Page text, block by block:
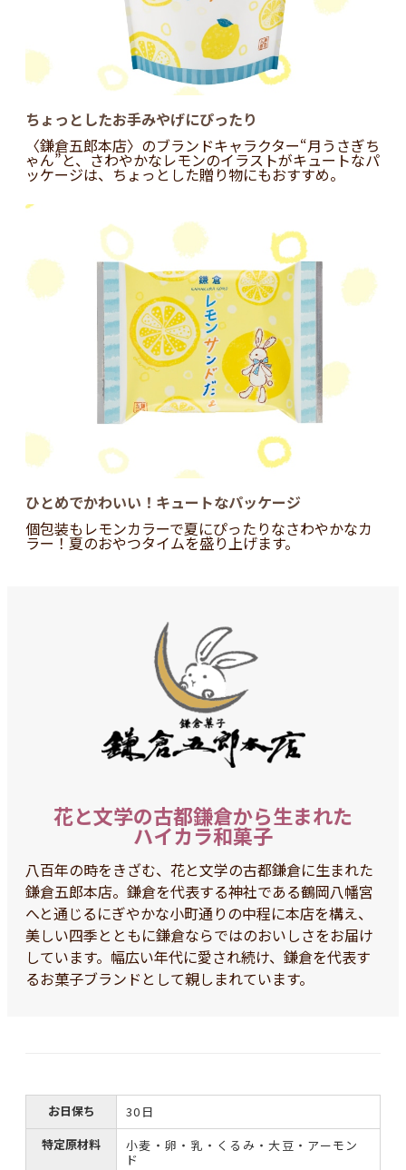
ちょっとしたお手みやげにぴったり
〈鎌倉五郎本店〉のブランドキャラクター“月うさぎち
ゃん”と、さわやかなレモンのイラストがキュートなパ
ッケージは、ちょっとした贈り物にもおすすめ。
ひとめでかわいい！キュートなパッケージ
個包装もレモンカラーで夏にぴったりなさわやかなカ
ラー！夏のおやつタイムを盛り上げます。
花と文学の古都鎌倉から生まれた
ハイカラ和菓子
八百年の時をきざむ、花と文学の古都鎌倉に生まれた
鎌倉五郎本店。鎌倉を代表する神社である鶴岡八幡宮
へと通じるにぎやかな小町通りの中程に本店を構え、
美しい四季とともに鎌倉ならではのおいしさをお届け
しています。 幅広い年代に愛され続け、鎌倉を代表す
るお菓子ブランドとして親しまれています。
お日保ち
30日
特定原材料
小麦・卵・乳・くるみ・大豆・アーモン
ド